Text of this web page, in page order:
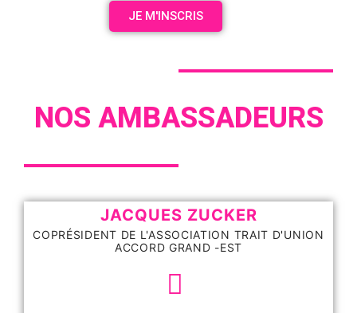
JE M'INSCRIS
NOS AMBASSADEURS
JACQUES ZUCKER
COPRÉSIDENT DE L'ASSOCIATION TRAIT D'UNION
ACCORD GRAND -EST